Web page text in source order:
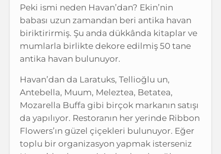
Peki ismi neden Havan’dan? Ekin’nin
babası uzun zamandan beri antika havan
biriktirirmiş. Şu anda dükkânda kitaplar ve
mumlarla birlikte dekore edilmiş 50 tane
antika havan bulunuyor.
Havan’dan da Laratuks, Tellioğlu un,
Antebella, Muum, Meleztea, Betatea,
Mozarella Buffa gibi birçok markanın satışı
da yapılıyor. Restoranın her yerinde Ribbon
Flowers’ın güzel çiçekleri bulunuyor. Eğer
toplu bir organizasyon yapmak isterseniz